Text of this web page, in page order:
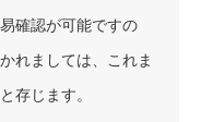
確認が可能ですの
れましては、これま
存じます。